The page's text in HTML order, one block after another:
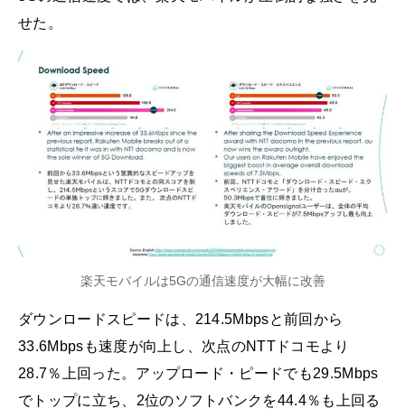
せた。
楽天モバイルは5Gの通信速度が大幅に改善
ダウンロードスピードは、214.5Mbpsと前回から
33.6Mbpsも速度が向上し、次点のNTTドコモより
28.7％上回った。アップロード・ピードでも29.5Mbps
でトップに立ち、2位のソフトバンクを44.4％も上回る